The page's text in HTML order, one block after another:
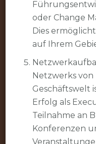
oder Change
Dies
auf Ihrem
Netzwerks
Geschäftswelt
Erfolg als
Teilnahme an
Konferenzen